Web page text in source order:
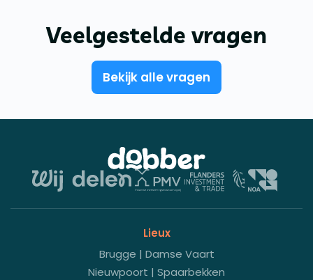
Veelgestelde vragen
Bekijk alle vragen
Lieux
Brugge | Damse Vaart
Nieuwpoort | Spaarbekken